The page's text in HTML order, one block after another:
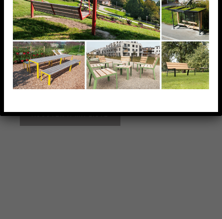
EMBOUT CARRE
30X30X1,25MM,TUBE A
GORGE, AISI304 BROSSE
EMBOUT CARRE 30X30X1,25MM,TUBE A GORGE,
AISI304 BROSSE
AJOUTER À MA LISTE